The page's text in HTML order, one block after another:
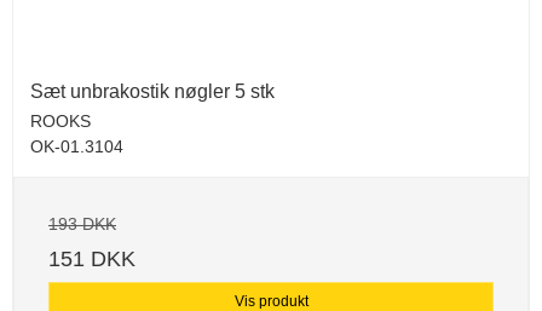
Sæt unbrakostik nøgler 5 stk
ROOKS
OK-01.3104
193 DKK
151 DKK
Vis produkt